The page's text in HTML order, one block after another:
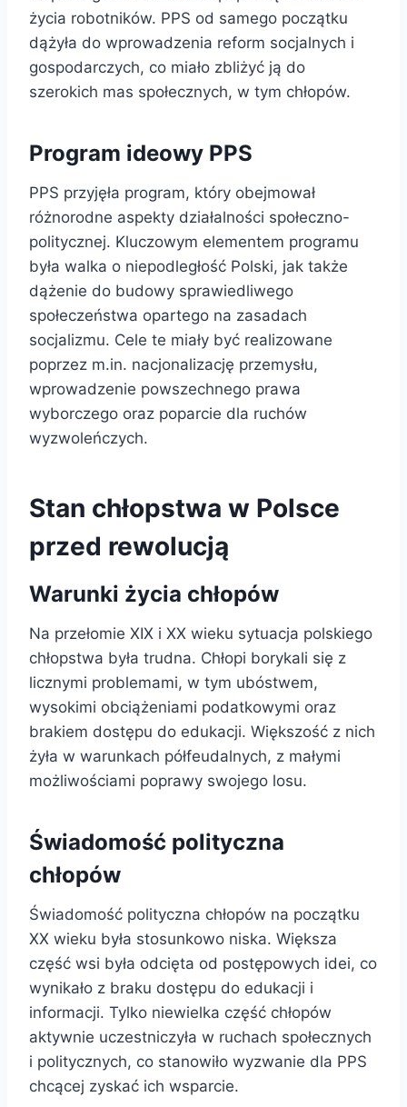
życia robotników. PPS od samego początku
dążyła do wprowadzenia reform socjalnych i
gospodarczych, co miało zbliżyć ją do
szerokich mas społecznych, w tym chłopów.
Program ideowy PPS
PPS przyjęła program, który obejmował
różnorodne aspekty działalności społeczno-
politycznej. Kluczowym elementem programu
była walka o niepodległość Polski, jak także
dążenie do budowy sprawiedliwego
społeczeństwa opartego na zasadach
socjalizmu. Cele te miały być realizowane
poprzez m.in. nacjonalizację przemysłu,
wprowadzenie powszechnego prawa
wyborczego oraz poparcie dla ruchów
wyzwoleńczych.
Stan chłopstwa w Polsce
przed rewolucją
Warunki życia chłopów
Na przełomie XIX i XX wieku sytuacja polskiego
chłopstwa była trudna. Chłopi borykali się z
licznymi problemami, w tym ubóstwem,
wysokimi obciążeniami podatkowymi oraz
brakiem dostępu do edukacji. Większość z nich
żyła w warunkach półfeudalnych, z małymi
możliwościami poprawy swojego losu.
Świadomość polityczna
chłopów
Świadomość polityczna chłopów na początku
XX wieku była stosunkowo niska. Większa
część wsi była odcięta od postępowych idei, co
wynikało z braku dostępu do edukacji i
informacji. Tylko niewielka część chłopów
aktywnie uczestniczyła w ruchach społecznych
i politycznych, co stanowiło wyzwanie dla PPS
chcącej zyskać ich wsparcie.